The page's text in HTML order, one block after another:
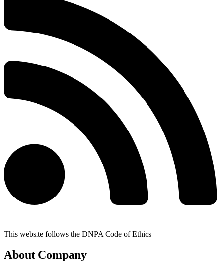
This website follows the DNPA Code of Ethics
About Company